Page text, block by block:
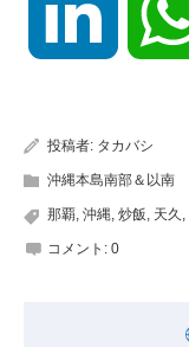
LinkedIn
投稿者: タカバシ
沖縄本島南部＆以南
那覇, 沖縄, 炒飯, 天久 ,
コメント: 0